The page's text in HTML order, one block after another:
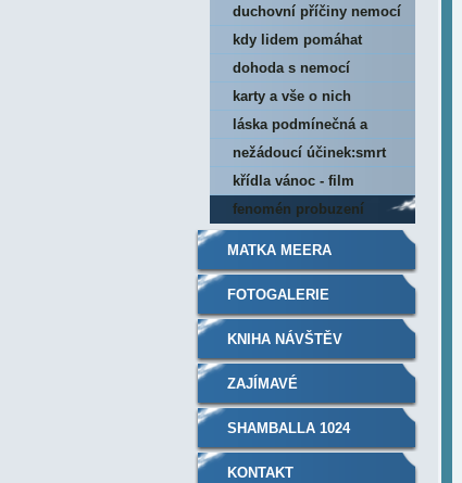
duchovní příčiny nemocí
kdy lidem pomáhat
dohoda s nemocí
karty a vše o nich
láska podmínečná a
bezpodmínečná
nežádoucí účinek:smrt
křídla vánoc - film
fenomén probuzení
MATKA MEERA
FOTOGALERIE
KNIHA NÁVŠTĚV
ZAJÍMAVÉ
SHAMBALLA 1024
KONTAKT